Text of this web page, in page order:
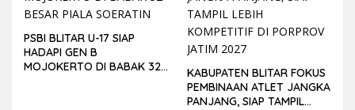
PSBI BLITAR U-17 SIAP
HADAPI GEN B
MOJOKERTO DI BABAK 32
KABUPATEN BLITAR FOKUS
PEMBINAAN ATLET JANGKA
PANJANG, SIAP TAMPIL